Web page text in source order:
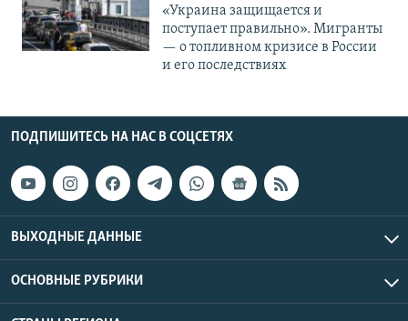
«Украина защищается и
поступает правильно». Мигранты
— о топливном кризисе в России
и его последствиях
ПОДПИШИТЕСЬ НА НАС В СОЦСЕТЯХ
ВЫХОДНЫЕ ДАННЫЕ
ОСНОВНЫЕ РУБРИКИ